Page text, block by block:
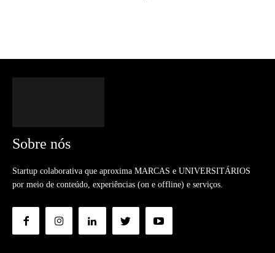
Sobre nós
Startup colaborativa que aproxima MARCAS e UNIVERSITÁRIOS
por meio de conteúdo, experiências (on e offline) e serviços.